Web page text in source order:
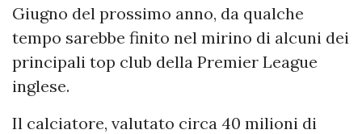
Giugno del prossimo anno, da qualche
tempo sarebbe finito nel mirino di alcuni dei
principali top club della Premier League
inglese.
Il calciatore, valutato circa 40 milioni di